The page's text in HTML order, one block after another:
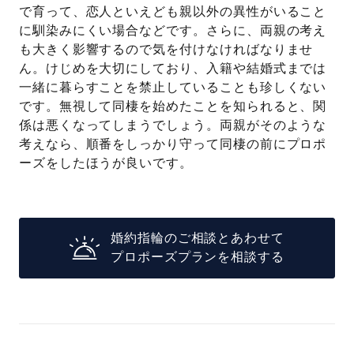
で育って、恋人といえども親以外の異性がいること
に馴染みにくい場合などです。さらに、両親の考え
も大きく影響するので気を付けなければなりませ
ん。けじめを大切にしており、入籍や結婚式までは
一緒に暮らすことを禁止していることも珍しくない
です。無視して同棲を始めたことを知られると、関
係は悪くなってしまうでしょう。両親がそのような
考えなら、順番をしっかり守って同棲の前にプロポ
ーズをしたほうが良いです。
婚約指輪のご相談とあわせて
プロポーズプランを相談する